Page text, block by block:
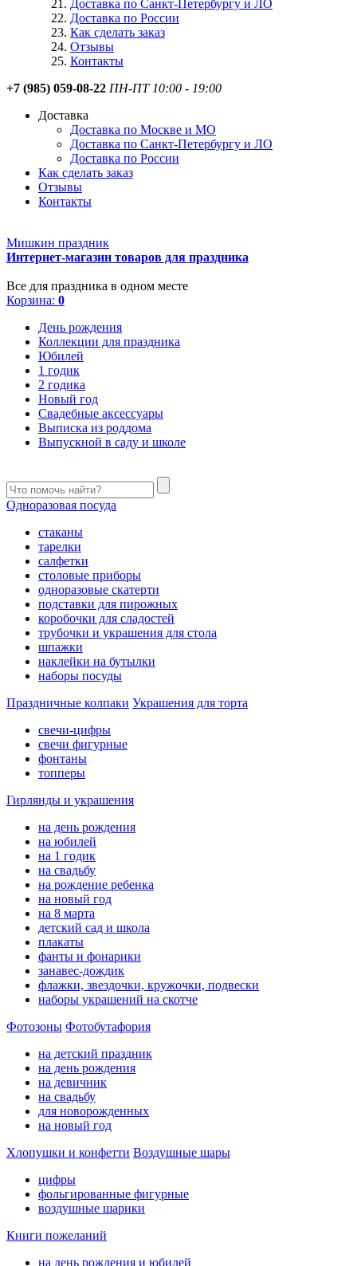
Доставка по Санкт-Петербургу и ЛО
Доставка по России
Как сделать заказ
Отзывы
Контакты
+7 (985) 059-08-22 ПН-ПТ 10:00 - 19:00
Доставка
Доставка по Москве и МО
Доставка по Санкт-Петербургу и ЛО
Доставка по России
Как сделать заказ
Отзывы
Контакты
Мишкин праздник
Интернет-магазин товаров для праздника
Все для праздника в одном месте
Корзина: 0
День рождения
Коллекции для праздника
Юбилей
1 годик
2 годика
Новый год
Свадебные аксессуары
Выписка из роддома
Выпускной в саду и школе
Одноразовая посуда
стаканы
тарелки
салфетки
столовые приборы
одноразовые скатерти
подставки для пирожных
коробочки для сладостей
трубочки и украшения для стола
шпажки
наклейки на бутылки
наборы посуды
Праздничные колпаки Украшения для торта
свечи-цифры
свечи фигурные
фонтаны
топперы
Гирлянды и украшения
на день рождения
на юбилей
на 1 годик
на свадьбу
на рождение ребенка
на новый год
на 8 марта
детский сад и школа
плакаты
фанты и фонарики
занавес-дождик
флажки, звездочки, кружочки, подвески
наборы украшений на скотче
Фотозоны Фотобутафория
на детский праздник
на день рождения
на девичник
на свадьбу
для новорожденных
на новый год
Хлопушки и конфетти Воздушные шары
цифры
фольгированные фигурные
воздушные шарики
Книги пожеланий
на день рождения и юбилей